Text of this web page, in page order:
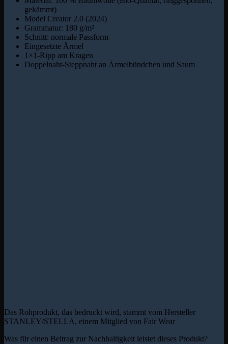
gekämmt)
Model Creator 2.0 (2024)
Grammatur: 180 g/m²
Schnitt: normale Passform
Eingesetzte Ärmel
1×1-Ripp am Kragen
Doppelnaht-Steppnaht an Ärmelbündchen und Saum
Das Rohprodukt, das bedruckt wird, stammt vom Hersteller
STANLEY/STELLA, einem Mitglied von Fair Wear
Was für einen Beitrag zur Nachhaltigkeit leistet dieses Produkt?